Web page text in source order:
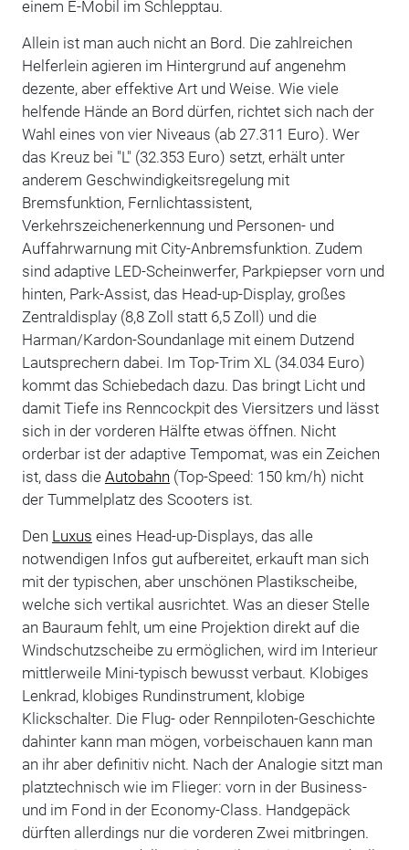
einem E-Mobil im Schlepptau.
Allein ist man auch nicht an Bord. Die zahlreichen
Helferlein agieren im Hintergrund auf angenehm
dezente, aber effektive Art und Weise. Wie viele
helfende Hände an Bord dürfen, richtet sich nach der
Wahl eines von vier Niveaus (ab 27.311 Euro). Wer
das Kreuz bei "L" (32.353 Euro) setzt, erhält unter
anderem Geschwindigkeitsregelung mit
Bremsfunktion, Fernlichtassistent,
Verkehrszeichenerkennung und Personen- und
Auffahrwarnung mit City-Anbremsfunktion. Zudem
sind adaptive LED-Scheinwerfer, Parkpiepser vorn und
hinten, Park-Assist, das Head-up-Display, großes
Zentraldisplay (8,8 Zoll statt 6,5 Zoll) und die
Harman/Kardon-Soundanlage mit einem Dutzend
Lautsprechern dabei. Im Top-Trim XL (34.034 Euro)
kommt das Schiebedach dazu. Das bringt Licht und
damit Tiefe ins Renncockpit des Viersitzers und lässt
sich in der vorderen Hälfte etwas öffnen. Nicht
orderbar ist der adaptive Tempomat, was ein Zeichen
ist, dass die Autobahn (Top-Speed: 150 km/h) nicht
der Tummelplatz des Scooters ist.
Den Luxus eines Head-up-Displays, das alle
notwendigen Infos gut aufbereitet, erkauft man sich
mit der typischen, aber unschönen Plastikscheibe,
welche sich vertikal ausrichtet. Was an dieser Stelle
an Bauraum fehlt, um eine Projektion direkt auf die
Windschutzscheibe zu ermöglichen, wird im Interieur
mittlerweile Mini-typisch bewusst verbaut. Klobiges
Lenkrad, klobiges Rundinstrument, klobige
Klickschalter. Die Flug- oder Rennpiloten-Geschichte
dahinter kann man mögen, vorbeischauen kann man
an ihr aber definitiv nicht. Nach der Analogie sitzt man
platztechnisch wie im Flieger: vorn in der Business-
und im Fond in der Economy-Class. Handgepäck
dürften allerdings nur die vorderen Zwei mitbringen.